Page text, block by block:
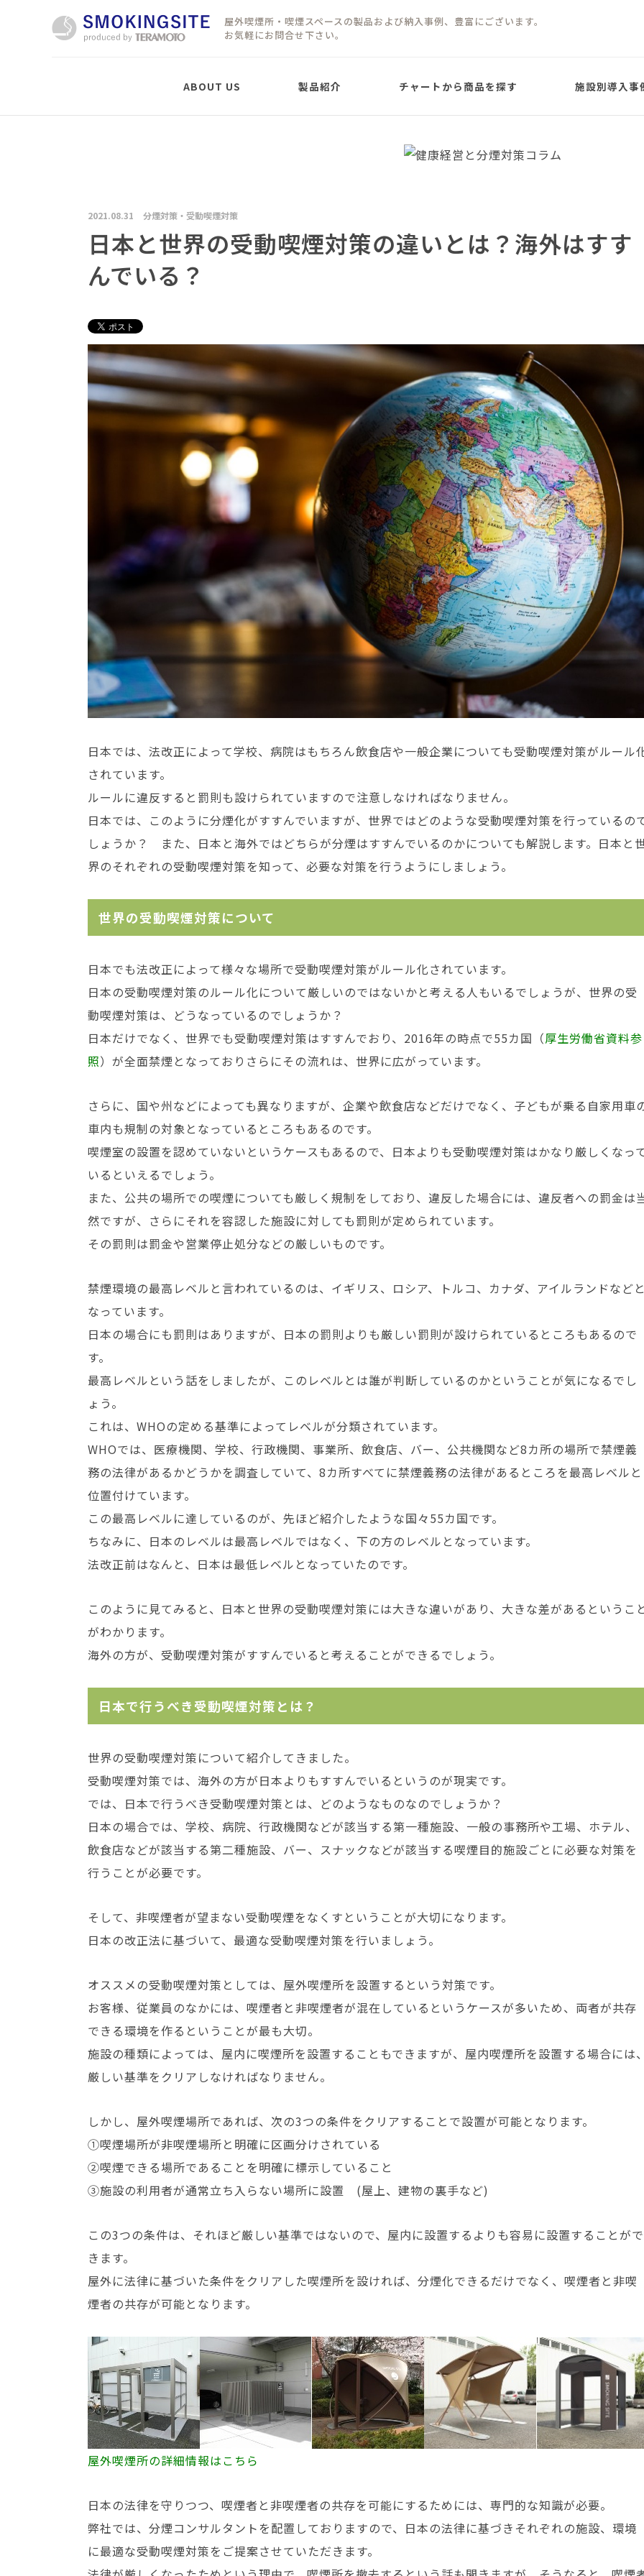
屋外喫煙所・喫煙スペースの製品および納入事例、豊富にございます。
お気軽にお問合せ下さい。
ABOUT US 製品紹介 チャートから商品を探す 施設別導入事
製品紹介
屋外移動式パーテーシ
ョン
SMOKING PARTITION
PARTITION PANEL TYPE
り)
PARTITION
屋根ありタイプ
LTX
屋外喫煙所「その他」
キャビン その他
OTHER
2021.08.31 分煙対策・受動喫煙対策
日本と世界の受動喫煙対策の違いとは？海外はすす
んでいる？
日本では、法改正によって学校、病院はもちろん飲食店や一般企業についても受動喫煙対策がルール
されています。
ルールに違反すると罰則も設けられていますので注意しなければなりません。
日本では、このように分煙化がすすんでいますが、世界ではどのような受動喫煙対策を行っているの
しょうか？ また、日本と海外ではどちらが分煙はすすんでいるのかについても解説します。日本と
界のそれぞれの受動喫煙対策を知って、必要な対策を行うようにしましょう。
世界の受動喫煙対策について
日本でも法改正によって様々な場所で受動喫煙対策がルール化されています。
日本の受動喫煙対策のルール化について厳しいのではないかと考える人もいるでしょうが、世界の受
動喫煙対策は、どうなっているのでしょうか？
日本だけでなく、世界でも受動喫煙対策はすすんでおり、2016年の時点で55カ国（厚生労働省資料参
照）が全面禁煙となっておりさらにその流れは、世界に広がっています。
さらに、国や州などによっても異なりますが、企業や飲食店などだけでなく、子どもが乗る自家用車
車内も規制の対象となっているところもあるのです。
喫煙室の設置を認めていないというケースもあるので、日本よりも受動喫煙対策はかなり厳しくなっ
いるといえるでしょう。
また、公共の場所での喫煙についても厳しく規制をしており、違反した場合には、違反者への罰金は
然ですが、さらにそれを容認した施設に対しても罰則が定められています。
その罰則は罰金や営業停止処分などの厳しいものです。
禁煙環境の最高レベルと言われているのは、イギリス、ロシア、トルコ、カナダ、アイルランドなど
なっています。
日本の場合にも罰則はありますが、日本の罰則よりも厳しい罰則が設けられているところもあるので
す。
最高レベルという話をしましたが、このレベルとは誰が判断しているのかということが気になるでし
ょう。
これは、WHOの定める基準によってレベルが分類されています。
WHOでは、医療機関、学校、行政機関、事業所、飲食店、バー、公共機関など8カ所の場所で禁煙義
務の法律があるかどうかを調査していて、8カ所すべてに禁煙義務の法律があるところを最高レベルと
位置付けています。
この最高レベルに達しているのが、先ほど紹介したような国々55カ国です。
ちなみに、日本のレベルは最高レベルではなく、下の方のレベルとなっています。
法改正前はなんと、日本は最低レベルとなっていたのです。
このように見てみると、日本と世界の受動喫煙対策には大きな違いがあり、大きな差があるというこ
がわかります。
海外の方が、受動喫煙対策がすすんでいると考えることができるでしょう。
日本で行うべき受動喫煙対策とは？
世界の受動喫煙対策について紹介してきました。
受動喫煙対策では、海外の方が日本よりもすすんでいるというのが現実です。
では、日本で行うべき受動喫煙対策とは、どのようなものなのでしょうか？
日本の場合では、学校、病院、行政機関などが該当する第一種施設、一般の事務所や工場、ホテル、
飲食店などが該当する第二種施設、バー、スナックなどが該当する喫煙目的施設ごとに必要な対策を
行うことが必要です。
そして、非喫煙者が望まない受動喫煙をなくすということが大切になります。
日本の改正法に基づいて、最適な受動喫煙対策を行いましょう。
オススメの受動喫煙対策としては、屋外喫煙所を設置するという対策です。
お客様、従業員のなかには、喫煙者と非喫煙者が混在しているというケースが多いため、両者が共存
できる環境を作るということが最も大切。
施設の種類によっては、屋内に喫煙所を設置することもできますが、屋内喫煙所を設置する場合には
厳しい基準をクリアしなければなりません。
しかし、屋外喫煙場所であれば、次の3つの条件をクリアすることで設置が可能となります。
①喫煙場所が非喫煙場所と明確に区画分けされている
②喫煙できる場所であることを明確に標示していること
③施設の利用者が通常立ち入らない場所に設置 (屋上、建物の裏手など)
この3つの条件は、それほど厳しい基準ではないので、屋内に設置するよりも容易に設置することがで
きます。
屋外に法律に基づいた条件をクリアした喫煙所を設ければ、分煙化できるだけでなく、喫煙者と非喫
煙者の共存が可能となります。
屋外喫煙所の詳細情報はこちら
日本の法律を守りつつ、喫煙者と非喫煙者の共存を可能にするためには、専門的な知識が必要。
弊社では、分煙コンサルタントを配置しておりますので、日本の法律に基づきそれぞれの施設、環境
に最適な受動喫煙対策をご提案させていただきます。